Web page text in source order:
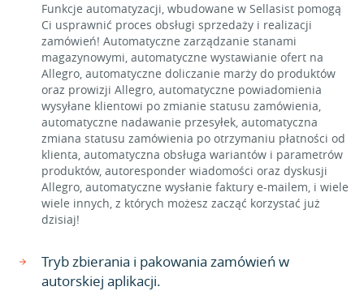
Funkcje automatyzacji, wbudowane w Sellasist pomogą
Ci usprawnić proces obsługi sprzedaży i realizacji
zamówień! Automatyczne zarządzanie stanami
magazynowymi, automatyczne wystawianie ofert na
Allegro, automatyczne doliczanie marży do produktów
oraz prowizji Allegro, automatyczne powiadomienia
wysyłane klientowi po zmianie statusu zamówienia,
automatyczne nadawanie przesyłek, automatyczna
zmiana statusu zamówienia po otrzymaniu płatności od
klienta, automatyczna obsługa wariantów i parametrów
produktów, autoresponder wiadomości oraz dyskusji
Allegro, automatyczne wysłanie faktury e-mailem, i wiele
wiele innych, z których możesz zacząć korzystać już
dzisiaj!
Tryb zbierania i pakowania zamówień w
autorskiej aplikacji.